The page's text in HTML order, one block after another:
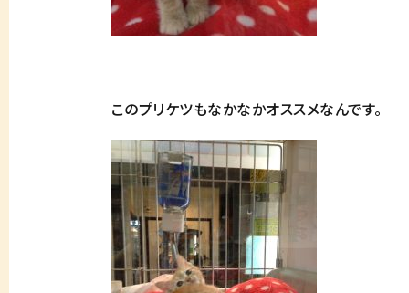
このプリケツもなかなかオススメなんです。